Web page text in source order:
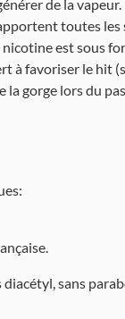
de la vapeur.
toutes les
nicotine est sous
à favoriser le hit
la gorge lors du
sans